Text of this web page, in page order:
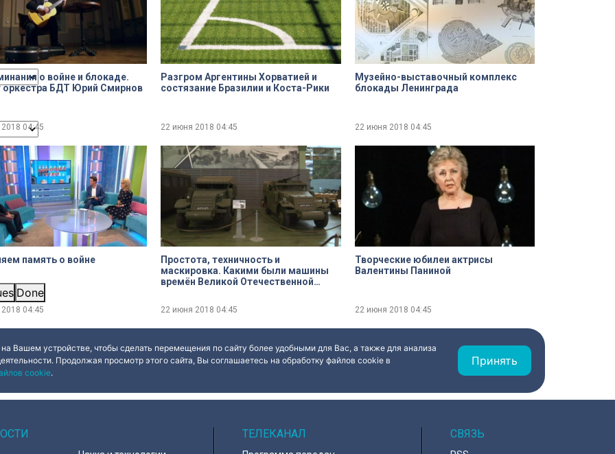
Done
о войне и блокаде.
оркестра БДТ Юрий Смирнов
04:45
Разгром Аргентины Хорватией и
состязание Бразилии и Коста-Рики
22 июня 2018 04:45
Музейно-выставочный комплекс
блокады Ленинграда
22 июня 2018 04:45
память о войне
04:45
Простота, техничность и
маскировка. Какими были машины
времён Великой Отечественной
22 июня 2018 04:45
Творческие юбилеи актрисы
Валентины Паниной
22 июня 2018 04:45
Вашем устройстве, чтобы сделать перемещения по сайту более удобными для Вас, а также для анализа
Продолжая просмотр этого сайта, Вы соглашаетесь на обработку файлов cookie в
cookie.
Принять
ТЕЛЕКАНАЛ СВЯЗЬ